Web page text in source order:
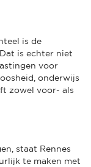
is de
is echter niet
voor
onderwijs
zowel voor- als
staat Rennes
te maken met